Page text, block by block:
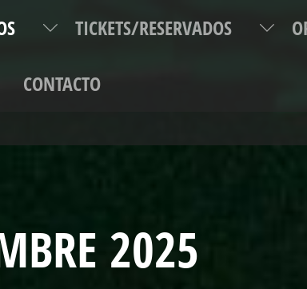
TICKETS/RESERVADOS
CONTACTO
DE INFORMACIÓN Y RESERVAS: +34 96 0000 300. REGÍSTRATE Y
2025